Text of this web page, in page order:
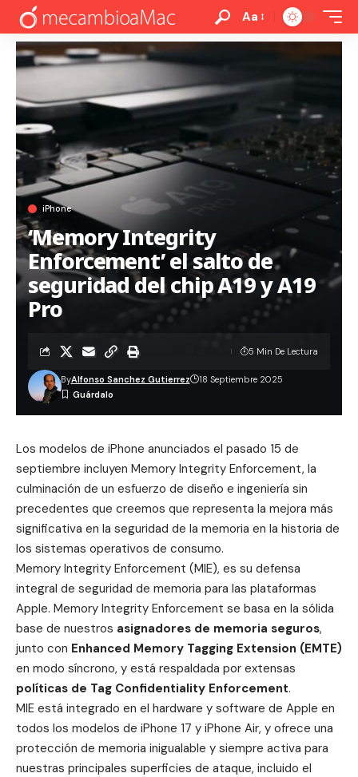
Aa
iPhone
‘Memory Integrity
Enforcement’ el salto de
seguridad del chip A19 y A19
Pro
ByAlfonso Sanchez Gutierrez 18 Septiembre 2025
5 Min De Lectura
Los modelos de iPhone anunciados el pasado 15 de
septiembre incluyen Memory Integrity Enforcement, la
culminación de un esfuerzo de diseño e ingeniería sin
precedentes que creemos que representa la mejora más
significativa en la seguridad de la memoria en la historia de
los sistemas operativos de consumo.
Memory Integrity Enforcement (MIE), es su defensa
integral de seguridad de memoria para las plataformas
Apple. Memory Integrity Enforcement se basa en la sólida
base de nuestros asignadores de memoria seguros,
junto con Enhanced Memory Tagging Extension (EMTE)
en modo síncrono, y está respaldada por extensas
políticas de Tag Confidentiality Enforcement.
MIE está integrado en el hardware y software de Apple en
todos los modelos de iPhone 17 y iPhone Air, y ofrece una
protección de memoria inigualable y siempre activa para
nuestras principales superficies de ataque, incluido el